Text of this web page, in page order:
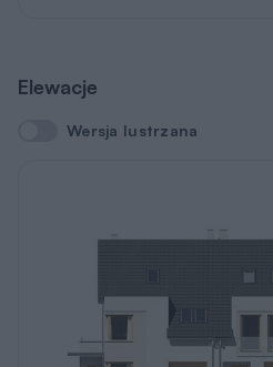
Elewacje
Wersja lustrzana
Wersja lustrzana